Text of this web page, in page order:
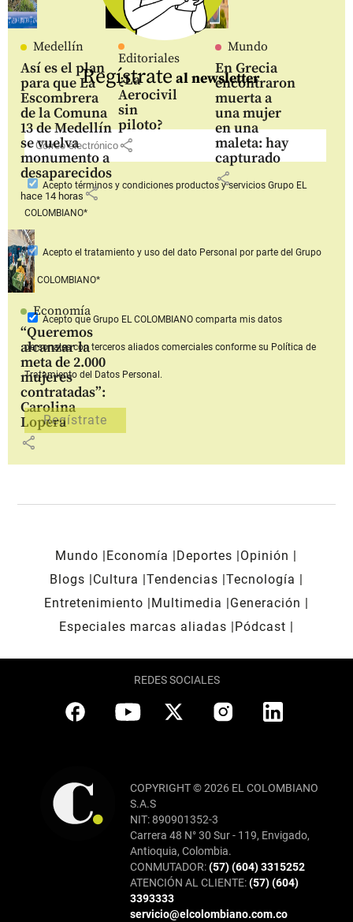
Medellín
Así es el plan
para que La
Escombrera
de la Comuna
13 de Medellín
se vuelva
monumento a
desaparecidos
hace 14 horasshare
Editoriales
¿La
Aerocivil
sin
piloto?
share
Mundo
En Grecia
encontraron
muerta a
una mujer
en una
maleta: hay
capturado
share
Economía
“Queremos
alcanzar la
meta de 2.000
mujeres
contratadas”:
Carolina
Lopera
share
Regístrate al newsletter
Aceptotérminos y condiciones productos y serviciosGrupo EL
COLOMBIANO*
Acepto el tratamiento y uso del dato Personal por parte del Grupo
EL COLOMBIANO*
Acepto que Grupo EL COLOMBIANOcomparta mis datos
personales con terceros aliados comerciales conforme su Política de
Tratamiento del Datos Personal.
Mundo Economía Deportes
Opinión
Blogs
Cultura Tendencias Tecnología
Entretenimiento
Multimedia
Generación
Especiales marcas aliadas
Pódcast
REDES SOCIALES
COPYRIGHT © 2026 EL COLOMBIANO
S.A.S
NIT: 890901352-3
Carrera 48 N° 30 Sur - 119, Envigado,
Antioquia, Colombia.
CONMUTADOR:(57) (604) 3315252
ATENCIÓN AL CLIENTE:(57) (604)
3393333
servicio@elcolombiano.com.co